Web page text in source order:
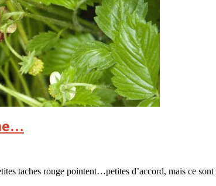
taches rouge pointent…petites d’accord, mais ce